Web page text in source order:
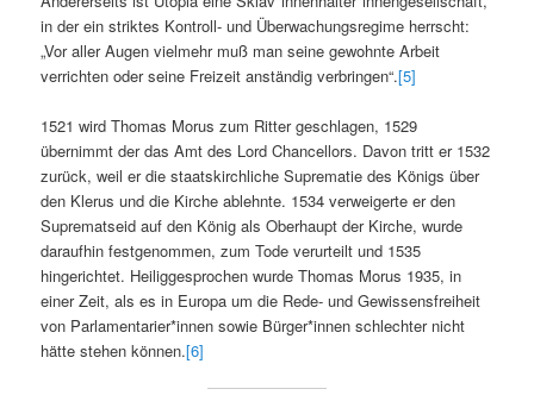
in der ein striktes Kontroll- und Überwachungsregime herrscht:
„Vor aller Augen vielmehr muß man seine gewohnte Arbeit
verrichten oder seine Freizeit anständig verbringen“.[5]
1521 wird Thomas Morus zum Ritter geschlagen, 1529
übernimmt der das Amt des Lord Chancellors. Davon tritt er 1532
zurück, weil er die staatskirchliche Suprematie des Königs über
den Klerus und die Kirche ablehnte. 1534 verweigerte er den
Suprematseid auf den König als Oberhaupt der Kirche, wurde
daraufhin festgenommen, zum Tode verurteilt und 1535
hingerichtet. Heiliggesprochen wurde Thomas Morus 1935, in
einer Zeit, als es in Europa um die Rede- und Gewissensfreiheit
von Parlamentarier*innen sowie Bürger*innen schlechter nicht
hätte stehen können.[6]